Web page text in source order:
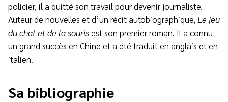
policier, il a quitté son travail pour devenir journaliste.
Auteur de nouvelles et d’un récit autobiographique, Le jeu
du chat et de la sourisest son premier roman. Il a connu
un grand succès en Chine et a été traduit en anglais et en
italien.
Sa bibliographie